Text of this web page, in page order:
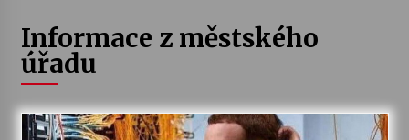
Letní koncerty ve Stromovce: Ars Camerata a
Sukuba Ensemble
Vernisáž výstavy Josefíny Duškové: Stávám se
kapkou
Informace z městského
úřadu